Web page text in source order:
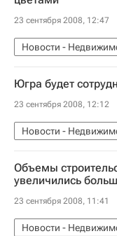
23 сентября 2008, 12:47
Новости -
Югра будет
23 сентября 2008, 12:12
Новости -
Объемы
увеличились
23 сентября 2008, 11:41
Новости -